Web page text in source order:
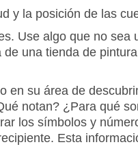
y la posición de las
Use algo que no
una tienda de
en su área de
notan? ¿Para qué
los símbolos y
Esta